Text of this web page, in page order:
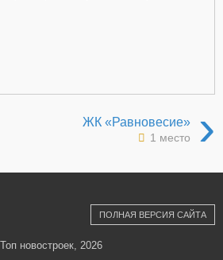
›
ЖК «Равновесие»
1 место
ПОЛНАЯ ВЕРСИЯ САЙТА
новостроек, 2026